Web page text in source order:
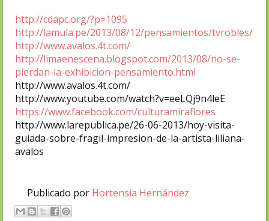
http://cdapc.org/?p=1095
http://lamula.pe/2013/08/12/pensamientos/tvrobles/
http://www.avalos.4t.com/
http://limaenescena.blogspot.com/2013/08/no-se-
pierdan-la-exhibicion-pensamiento.html
http://www.avalos.4t.com/
http://www.youtube.com/watch?v=eeLQj9n4leE
https://www.facebook.com/culturamiraflores
http://www.larepublica.pe/26-06-2013/hoy-visita-
guiada-sobre-fragil-impresion-de-la-artista-liliana-
avalos
Publicado por Hortensia Hernández